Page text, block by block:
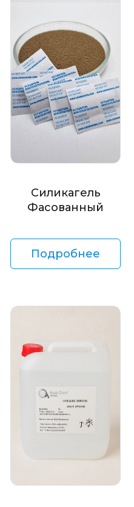
Силикагель
Фасованный
Подробнее